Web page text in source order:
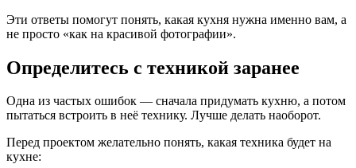
Эти ответы помогут понять, какая кухня нужна именно вам, а
не просто «как на красивой фотографии».
Определитесь с техникой заранее
Одна из частых ошибок — сначала придумать кухню, а потом
пытаться встроить в неё технику. Лучше делать наоборот.
Перед проектом желательно понять, какая техника будет на
кухне: